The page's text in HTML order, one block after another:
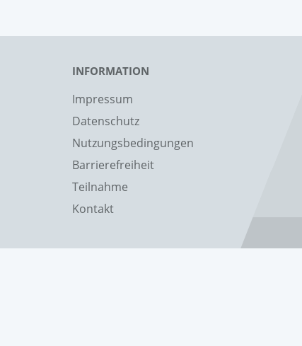
INFORMATION
Impressum
Datenschutz
Nutzungsbedingungen
Barrierefreiheit
Teilnahme
Kontakt